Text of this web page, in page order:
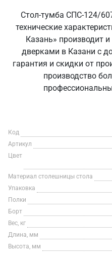
Стол-тумба СПС-124/
технические
Казань» производит
дверками в Казани с
гарантия и скидки от
производство
Код
Артикул
Цвет
Материал столешницы стола
Упаковка
Полки
Борт
Вес, кг
Длина, мм
Высота, мм